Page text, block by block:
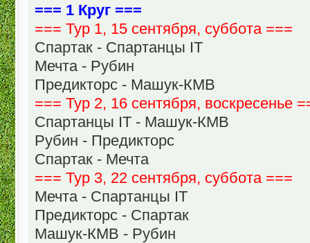
=== 1 Круг ===
=== Тур 1, 15 сентября, суббота ===
Спартак - Спартанцы IT
Мечта - Рубин
Предикторс - Машук-КМВ
=== Тур 2, 16 сентября, воскресенье
Спартанцы IT - Машук-КМВ
Рубин - Предикторс
Спартак - Мечта
=== Тур 3, 22 сентября, суббота ===
Мечта - Спартанцы IT
Предикторс - Спартак
Машук-КМВ - Рубин